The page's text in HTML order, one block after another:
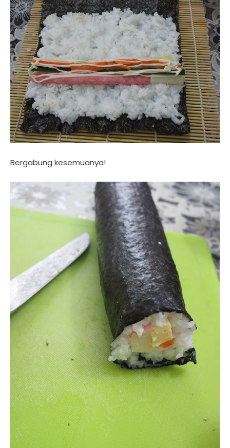
Bergabung kesemuanya!